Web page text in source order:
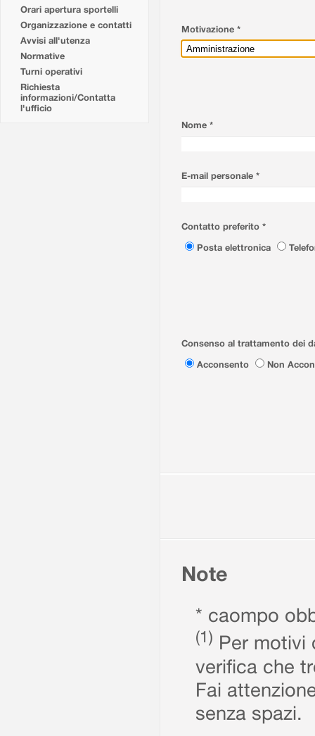
Orari apertura sportelli
Organizzazione e contatti
Avvisi all'utenza
Normative
Turni operativi
Richiesta
informazioni/Contatta
l'ufficio
Motivazione *
Nome *
E-mail personale *
Contatto preferito *
Posta elettronica
Consenso al trattamento dei
Acconsento
Non
Note
* caompo
(1) Per motivi
verifica che
Fai
senza spazi.